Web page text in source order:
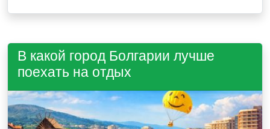
В какой город Болгарии лучше
поехать на отдых